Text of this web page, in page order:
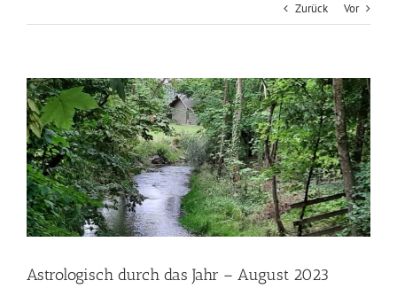
Zurück Vor
Zeige
grösseres
Bild
Astrologisch durch das Jahr – August 2023